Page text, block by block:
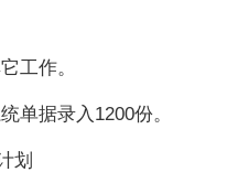
工作。
单据录入1200份。
划